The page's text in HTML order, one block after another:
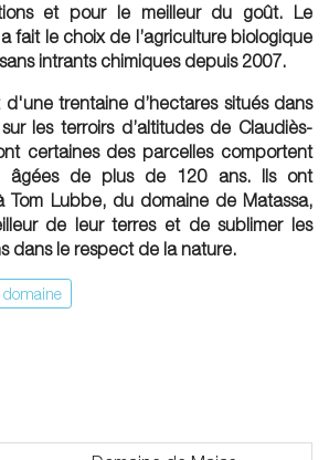
et pour le meilleur du goût. Le
fait le choix de l’agriculture biologique
intrants chimiques depuis 2007.
trentaine d’hectares situés dans
les terroirs d’altitudes de Claudiès-
certaines des parcelles comportent
âgées de plus de 120 ans. Ils ont
Tom Lubbe, du domaine de Matassa,
de leur terres et de sublimer les
dans le respect de la nature.
domaine